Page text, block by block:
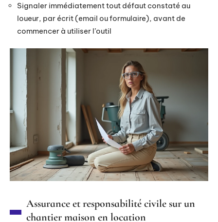
Signaler immédiatement tout défaut constaté au
loueur, par écrit (email ou formulaire), avant de
commencer à utiliser l’outil
Assurance et responsabilité civile sur un
chantier maison en location